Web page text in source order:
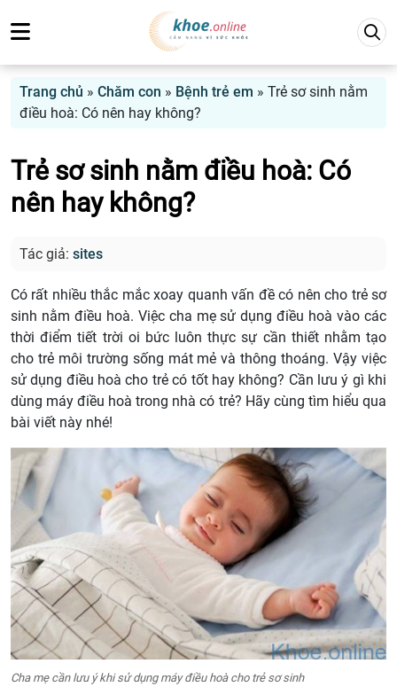
Trang chủ » Chăm con » Bệnh trẻ em » Trẻ sơ sinh nằm
điều hoà: Có nên hay không?
Trẻ sơ sinh nằm điều hoà: Có
nên hay không?
Tác giả: sites
Có rất nhiều thắc mắc xoay quanh vấn đề có nên cho trẻ sơ
sinh nằm điều hoà. Việc cha mẹ sử dụng điều hoà vào các
thời điểm tiết trời oi bức luôn thực sự cần thiết nhằm tạo
cho trẻ môi trường sống mát mẻ và thông thoáng. Vậy việc
sử dụng điều hoà cho trẻ có tốt hay không? Cần lưu ý gì khi
dùng máy điều hoà trong nhà có trẻ? Hãy cùng tìm hiểu qua
bài viết này nhé!
Cha mẹ cần lưu ý khi sử dụng máy điều hoà cho trẻ sơ sinh